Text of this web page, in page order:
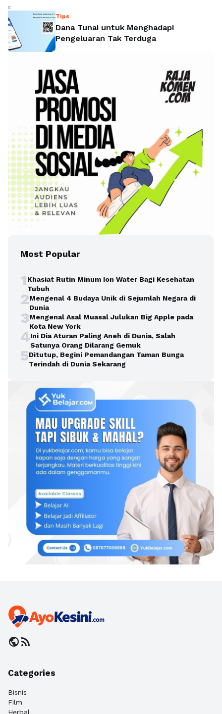
Tips
Dana Tunai untuk Menghadapi
Pengeluaran Tak Terduga
Most Popular
1Khasiat Rutin Minum Ion Water Bagi Kesehatan
Tubuh
2Mengenal 4 Budaya Unik di Sejumlah Negara di
Dunia
3Mengenal Asal Muasal Julukan Big Apple pada
Kota New York
4Ini Dia Aturan Paling Aneh di Dunia, Salah
Satunya Orang Dilarang Gemuk
5Ditutup, Begini Pemandangan Taman Bunga
Terindah di Dunia Sekarang
publicrss_feed
Categories
Bisnis
Film
Herbal